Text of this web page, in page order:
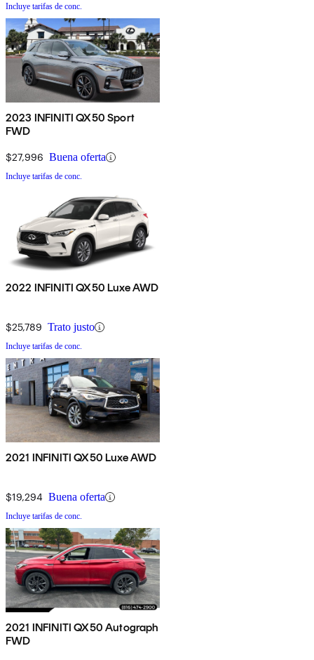
Incluye tarifas de conc.
2023 INFINITI QX50 Sport
FWD
$27,996 Buena oferta
Incluye tarifas de conc.
2022 INFINITI QX50 Luxe AWD
$25,789 Trato justo
Incluye tarifas de conc.
2021 INFINITI QX50 Luxe AWD
$19,294 Buena oferta
Incluye tarifas de conc.
2021 INFINITI QX50 Autograph
FWD